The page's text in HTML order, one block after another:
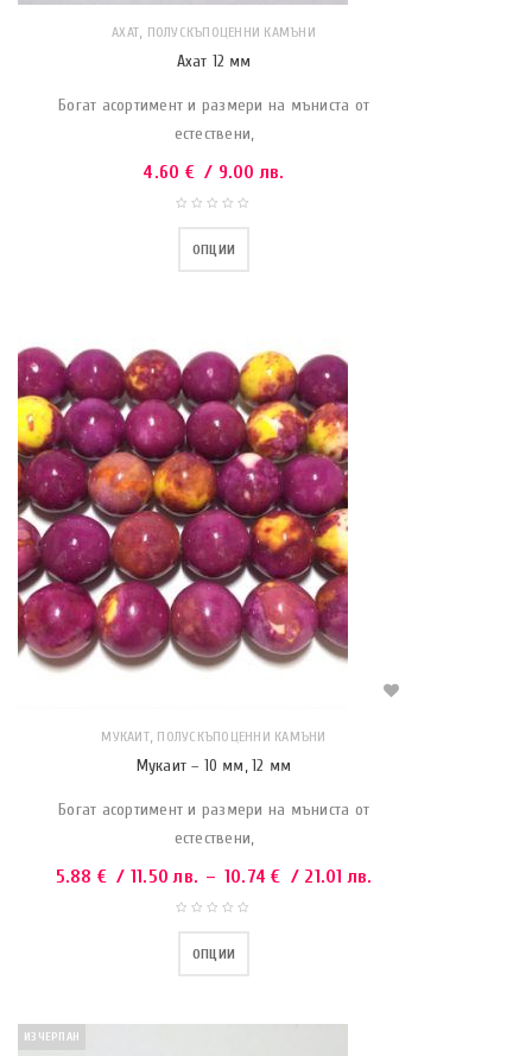
АХАТ, ПОЛУСКЪПОЦЕННИ КАМЪНИ
Ахат 12 мм
Богат асортимент и размери на мъниста от
естествени,
4.60 € / 9.00 лв.
ОПЦИИ
МУКАИТ, ПОЛУСКЪПОЦЕННИ КАМЪНИ
Мукаит – 10 мм, 12 мм
Богат асортимент и размери на мъниста от
естествени,
5.88 € / 11.50 лв. – 10.74€ / 21.01 лв.
ОПЦИИ
ИЗЧЕРПАН